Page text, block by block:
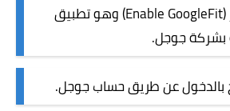
النقر على خيار (Enable GoogleFit) وهو تطبيق
بشركة جوجل.
بالدخول عن طريق حساب جوجل.